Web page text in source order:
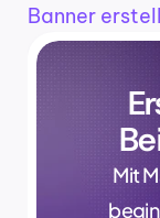
Banner
Mit